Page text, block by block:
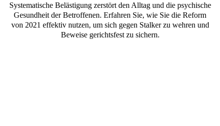
Systematische Belästigung zerstört den Alltag und die psychische
Gesundheit der Betroffenen. Erfahren Sie, wie Sie die Reform
von 2021 effektiv nutzen, um sich gegen Stalker zu wehren und
Beweise gerichtsfest zu sichern.